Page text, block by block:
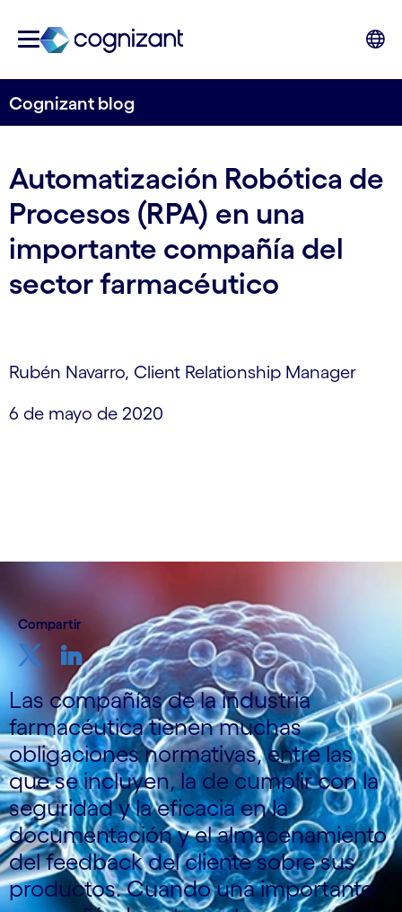
Cognizant blog
Automatización Robótica de
Procesos (RPA) en una
importante compañía del
sector farmacéutico
Rubén Navarro, Client Relationship Manager
6 de mayo de 2020
Compartir
Las compañías de la industria
farmacéutica tienen muchas
obligaciones normativas, entre las
que se incluyen, la de cumplir con la
seguridad y la eficacia en la
documentación y el almacenamiento
del feedback del cliente sobre sus
productos. Cuando una importante